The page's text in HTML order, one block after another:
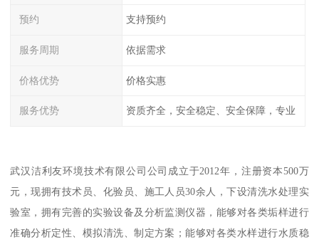
预约 支持预约
服务周期 依据需求
价格优势 价格实惠
服务优势 资质齐全，安全稳定、安全保障，专业
武汉洁利友环境技术有限公司公司成立于2012年，注册资本500万
元，现拥有技术员、化验员、施工人员30余人，下设清洗水处理实
验室，拥有完善的实验设备及分析监测仪器，能够对各类垢样进行
准确分析定性、模拟清洗、制定方案；能够对各类水样进行水质稳